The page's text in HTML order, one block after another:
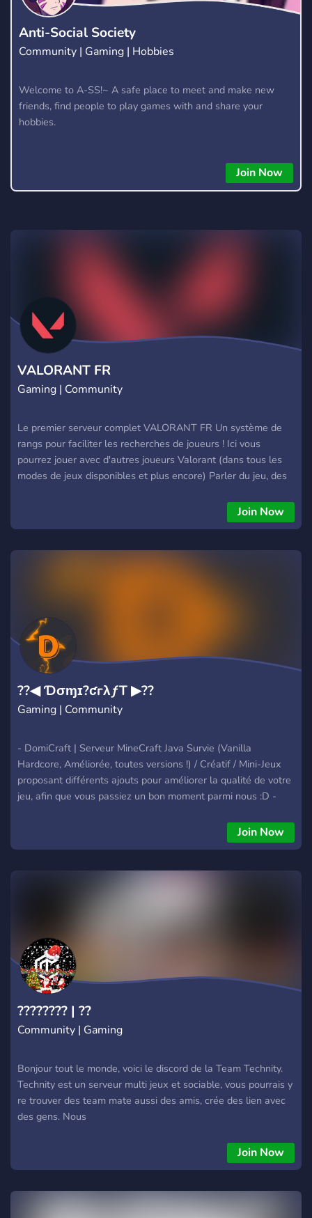
Anti-Social Society
Community | Gaming | Hobbies
Welcome to A-SS!~ A safe place to meet and make new
friends, find people to play games with and share your
hobbies.
Join Now
VALORANT FR
Gaming | Community
Le premier serveur complet VALORANT FR Un système de
rangs pour faciliter les recherches de joueurs ! Ici vous
pourrez jouer avec d'autres joueurs Valorant (dans tous les
modes de jeux disponibles et plus encore) Parler du jeu, des
directement depuis la chaîne officielle Valorant Nous
organiserons aussi des tournois (équipes déjà formées) hey je
une grande communauté pour jouer tous ensembles à
Join Now
??◀ Ɗσɱɪ?ƈгλƒT ▶??
Gaming | Community
- DomiCraft | Serveur MineCraft Java Survie (Vanilla
Hardcore, Améliorée, toutes versions !) / Créatif / Mini-Jeux​
proposant différents ajouts pour améliorer la qualité de votre
jeu, afin que vous passiez un bon moment parmi nous :D -
quinzaine de joueurs journaliers, bonne entente générale,
volonté de VOUS faire plaisir et de VOUS faire passer de
https://fr.tipeee.com/domicraft/comments
Join Now
???????? | ??
Community | Gaming
Bonjour tout le monde, voici le discord de la Team Technity.
Technity est un serveur multi jeux et sociable, vous pourrais y
re trouver des team mate aussi des amis, crée des lien avec
des gens. Nous
Join Now